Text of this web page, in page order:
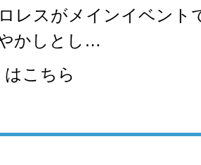
レスがメインイベント
かしとし…
こちら